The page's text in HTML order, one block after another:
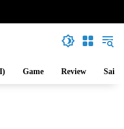
Game Review Sains